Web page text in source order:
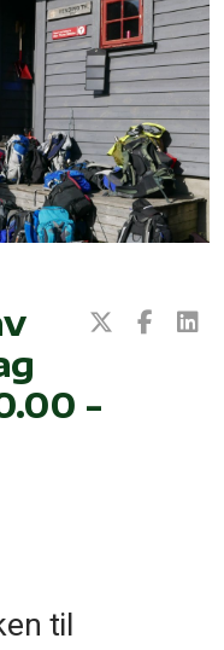
-
til